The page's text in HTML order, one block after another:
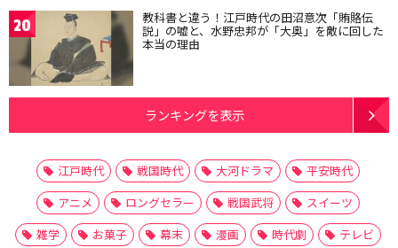
20 教科書と違う！江戸時代の田沼意次「賄賂伝
説」の嘘と、水野忠邦が「大奥」を敵に回した
本当の理由
ランキングを表示
江戸時代 戦国時代 大河ドラマ
平安時代
アニメ
ロングセラー 戦国武将
スイーツ
雑学
お菓子 幕末 漫画 時代劇
テレビ